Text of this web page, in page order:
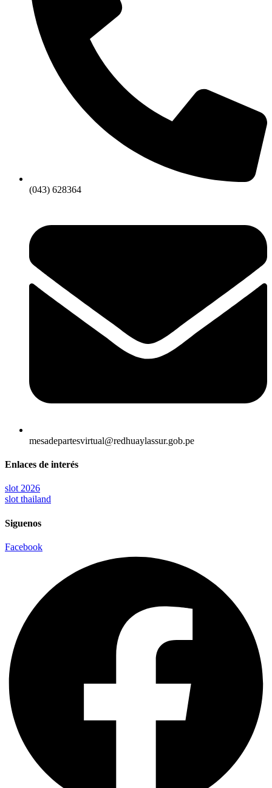
(043) 628364
mesadepartesvirtual@redhuaylassur.gob.pe
Enlaces de interés
slot 2026
slot thailand
Siguenos
Facebook